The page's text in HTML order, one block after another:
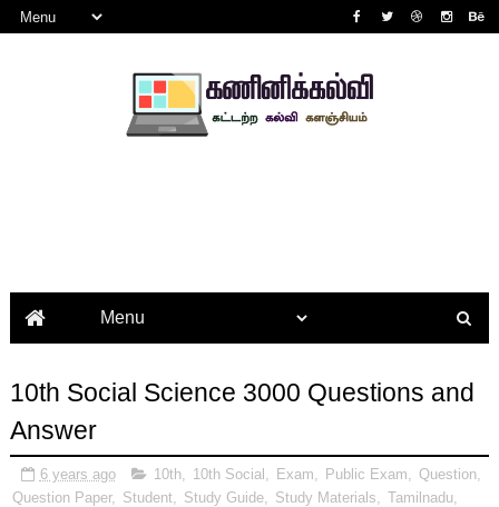
10th Social Science 3000 Questions and
Answer
6 years ago 10th, 10th Social Exam Public Exam Question,
Question Paper, Student Study Guide, Study Materials Tamilnadu